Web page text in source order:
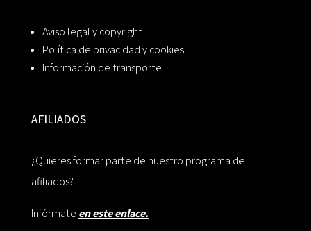
Aviso legal y copyright
Política de privacidad y cookies
Información de transporte
AFILIADOS
¿Quieres formar parte de nuestro programa de
afiliados?
Infórmate en este enlace.